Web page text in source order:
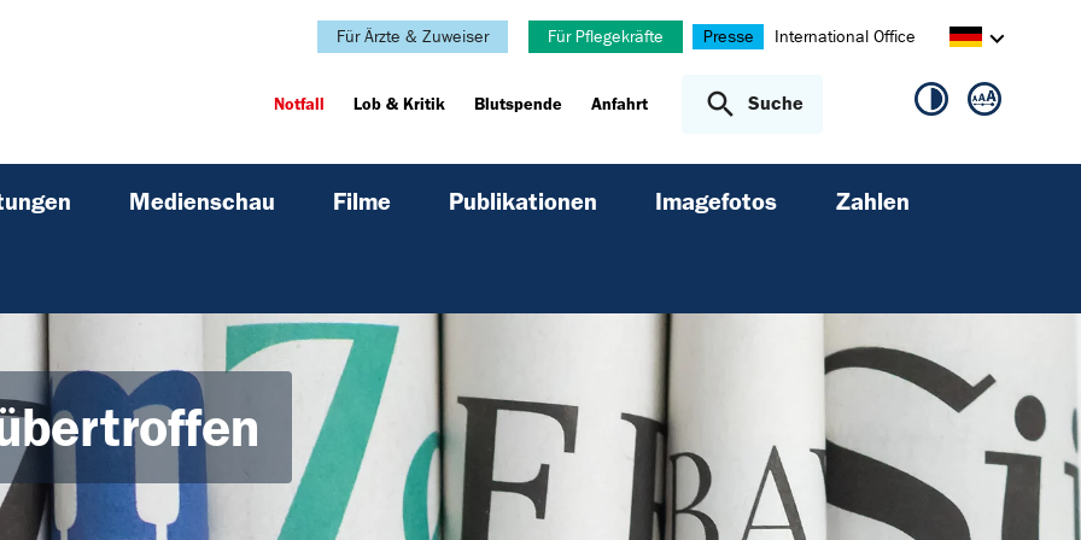
Für Ärzte & Zuweiser Für Pflegekräfte Presse International Office
Notfall Lob & Kritik Blutspende Anfahrt Suche
Medienschau Filme Publikationen Imagefotos Zahlen